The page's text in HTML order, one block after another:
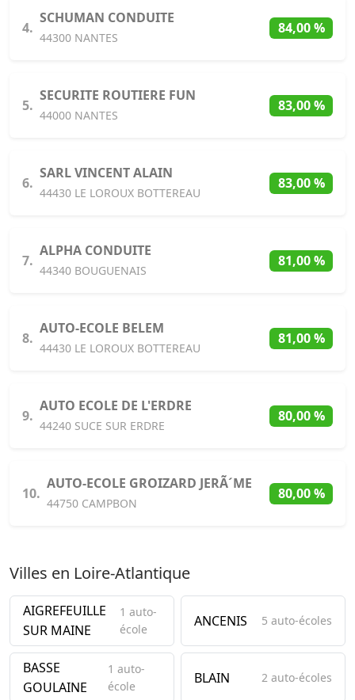
4.
SCHUMAN CONDUITE
44300 NANTES
84,00 %
5.
SECURITE ROUTIERE FUN
44000 NANTES
83,00 %
6.
SARL VINCENT ALAIN
44430 LE LOROUX BOTTEREAU
83,00 %
7.
ALPHA CONDUITE
44340 BOUGUENAIS
81,00 %
8.
AUTO-ECOLE BELEM
44430 LE LOROUX BOTTEREAU
81,00 %
9.
AUTO ECOLE DE L'ERDRE
44240 SUCE SUR ERDRE
80,00 %
10.
AUTO-ECOLE GROIZARD JERÃ´ME
44750 CAMPBON
80,00 %
Villes en Loire-Atlantique
AIGREFEUILLE
SUR MAINE
1 auto-
école
ANCENIS 5 auto-écoles
BASSE
GOULAINE
1 auto-
école
BLAIN 2 auto-écoles